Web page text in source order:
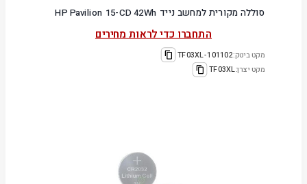
סוללה מקורית למחשב נייד HP Pavilion 15-CD 42Wh
התחברו כדי לראות מחירים
מקט ביטק:101102-TF03XL
מקט יצרן:TF03XL